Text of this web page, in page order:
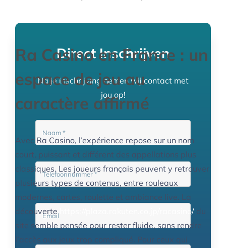
Direct Inschrijven
Na je inschrijving nemen wij contact met
jou op!
Ra Casino en France : un
espace de jeu au
caractère affirmé
Avec Ra Casino, l’expérience repose sur un nom
court, puissant et différent des appellations plus
classiques. Les joueurs français peuvent y retrouver
plusieurs types de contenus, entre rouleaux
modernes, cartes, roulette et ambiance live. La
découverte https://plaza.rakuten.co.jp/racasino/du
site semble pensée pour rester fluide, sans rendre
l’accès aux jeux trop compliqué. Pour ceux qui